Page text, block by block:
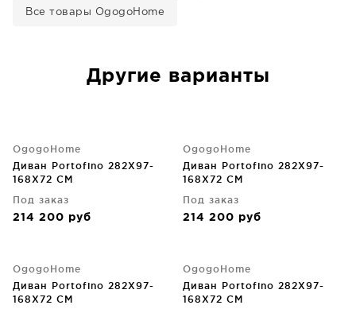
Все товары OgogoHome
Другие варианты
OgogoHome
Диван Portofino 282X97-
168X72 CM
Под заказ
214 200 руб
OgogoHome
Диван Portofino 282X97-
168X72 CM
Под заказ
214 200 руб
OgogoHome
Диван Portofino 282X97-
168X72 CM
OgogoHome
Диван Portofino 282X97-
168X72 CM